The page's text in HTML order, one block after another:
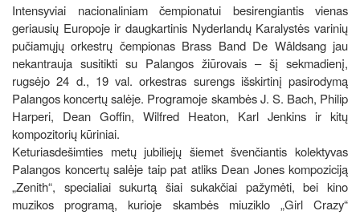
Intensyviai nacionaliniam čempionatui besirengiantis vienas
geriausių Europoje ir daugkartinis Nyderlandų Karalystės varinių
pučiamųjų orkestrų čempionas Brass Band De Wâldsang jau
nekantrauja susitikti su Palangos žiūrovais – šį sekmadienį,
rugsėjo 24 d., 19 val. orkestras surengs išskirtinį pasirodymą
Palangos koncertų salėje. Programoje skambės J. S. Bach, Philip
Harperi, Dean Goffin, Wilfred Heaton, Karl Jenkins ir kitų
kompozitorių kūriniai.
Keturiasdešimties metų jubiliejų šiemet švenčiantis kolektyvas
Palangos koncertų salėje taip pat atliks Dean Jones kompoziciją
„Zenith“, specialiai sukurtą šiai sukakčiai pažymėti, bei kino
muzikos programą, kurioje skambės miuziklo „Girl Crazy“